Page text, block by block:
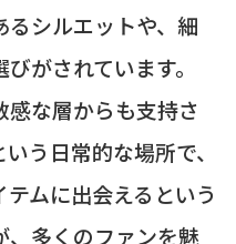
るシルエットや、細
がされています。
感な層からも支持さ
う日常的な場所で、
ムに出会えるという
、多くのファンを魅